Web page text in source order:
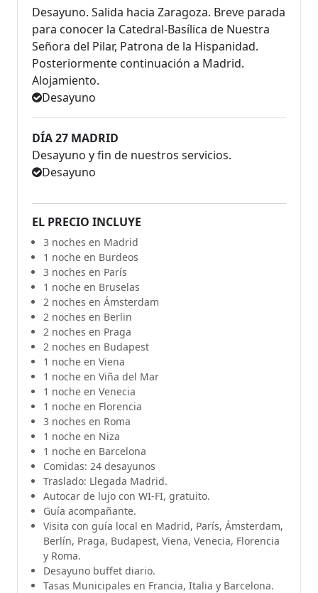
Desayuno. Salida hacia Zaragoza. Breve parada
para conocer la Catedral-Basílica de Nuestra
Señora del Pilar, Patrona de la Hispanidad.
Posteriormente continuación a Madrid.
Alojamiento.
Desayuno
DÍA 27 MADRID
Desayuno y fin de nuestros servicios.
Desayuno
EL PRECIO INCLUYE
3 noches en Madrid
1 noche en Burdeos
3 noches en París
1 noche en Bruselas
2 noches en Ámsterdam
2 noches en Berlin
2 noches en Praga
2 noches en Budapest
1 noche en Viena
1 noche en Viña del Mar
1 noche en Venecia
1 noche en Florencia
3 noches en Roma
1 noche en Niza
1 noche en Barcelona
Comidas: 24 desayunos
Traslado: Llegada Madrid.
Autocar de lujo con WI-FI, gratuito.
Guía acompañante.
Visita con guía local en Madrid, París, Ámsterdam,
Berlín, Praga, Budapest, Viena, Venecia, Florencia
y Roma.
Desayuno buffet diario.
Tasas Municipales en Francia, Italia y Barcelona.